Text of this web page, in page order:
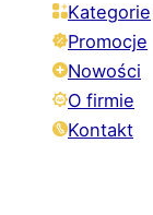
Kategorie
Promocje
Nowości
O firmie
Kontakt